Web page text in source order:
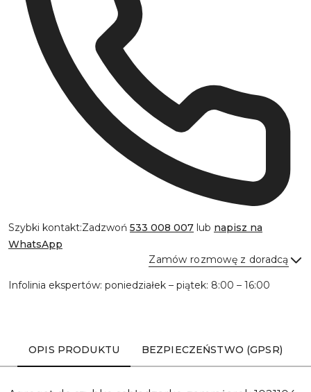
Szybki kontakt:Zadzwoń 533 008 007 lub napisz na
WhatsApp
Zamów rozmowę z doradcą
Infolinia ekspertów: poniedziałek – piątek: 8:00 – 16:00
OPIS PRODUKTU BEZPIECZEŃSTWO (GPSR)